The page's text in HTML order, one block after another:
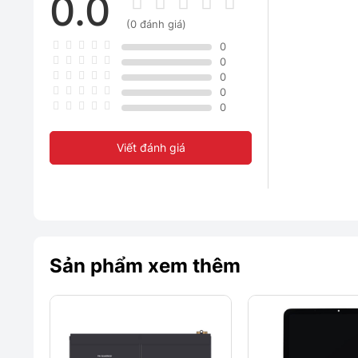
0.0
(0 đánh giá)
0
0
0
0
0
Viết đánh giá
Sản phẩm xem thêm